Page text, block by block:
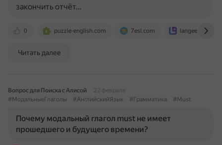
0 puzzle-english.com 7esl.com langeek.co
закончить отчёт…
Читать далее
Вопрос для Поиска с Алисой
22 февраля
#МодальныеГлаголы
#АнглийскийЯзык #Грамматика #Must
Почему модальный глагол must не имеет
прошедшего и будущего времени?